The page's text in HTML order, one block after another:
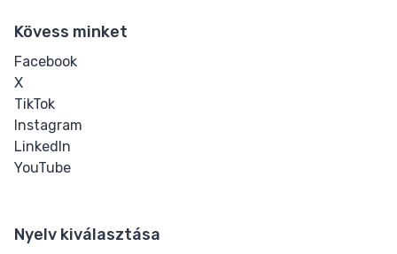
Kövess minket
Facebook
X
TikTok
Instagram
LinkedIn
YouTube
Nyelv kiválasztása